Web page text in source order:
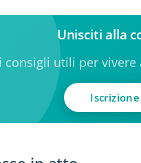
Unisciti alla
consigli utili per